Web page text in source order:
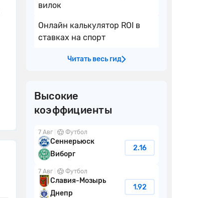
вилок
Онлайн калькулятор ROI в
ставках на спорт
Читать весь гид
Высокие
коэффициенты
7 Авг Футбол
Сеннерьюск
Виборг
2.16
7 Авг Футбол
Славия-Мозырь
Днепр
1.92